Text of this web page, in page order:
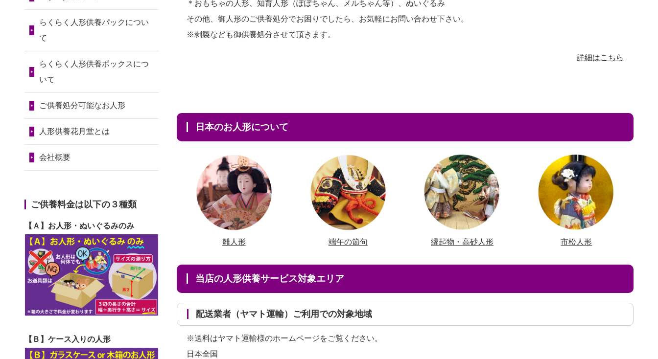
＊おもちゃの人形、知育人形（ぽぽちゃん、メルちゃん等）、ぬいぐるみ
その他、御人形のご供養処分でお困りでしたら、お気軽にお問い合わせ下さい。
※剥製なども御供養処分させて頂きます。
詳細はこちら
日本のお人形について
雛人形 端午の節句 縁起物・高砂人形 市松人形
当店の人形供養サービス対象エリア
配送業者（ヤマト運輸）ご利用での対象地域
※送料はヤマト運輸様のホームページをご覧ください。
日本全国
2026/07/31 10:29
京都市の方からお申込み
2026/07/30 22:27
2026/07/08 誰も住んでいない
実家の片付けを始めました。
...
2026/07/05 しっかりとお人形
たちの供養をしていただける
2026/06/30
ま引き取ってくださるのが助
か...
2026/06/28子どもの頃、妹と
一緒にお雛様を出しました。
いただけると思ったので、お
願...
2024/01/13供養後の通知はも
らえますか？
人形以外はどうしてるのです
か？
人形はどうなるのでしょう
か？
しても良いですか？
第78回人形供養祭
令和7年6月20日(金)
第76回人形供養祭
令和7年2月28日(金)
第75回人形供養祭
令和7年1月17日(金)
第73回人形供養祭
第72回人形供養祭
令和6年9月9日(月)
第71回人形供養祭
令和6年8月1日(木)
第70回人形供養祭
第69回人形供養祭
らくらく人形供養パックについ
て
らくらく人形供養ボックスにつ
いて
ご供養処分可能なお人形
人形供養花月堂とは
会社概要
ご供養料金は以下の３種類
【Ａ】お人形・ぬいぐるみのみ
【Ｂ】ケース入りの人形